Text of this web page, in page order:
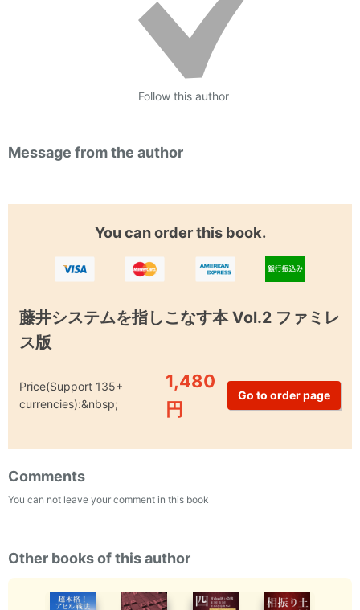
Follow this author
Message from the author
You can order this book.
藤井システムを指しこなす本 Vol.2 ファミレ
ス版
Price(Support 135+
currencies):&nbsp;
1,480
円
Comments
You can not leave your comment in this book
Other books of this author